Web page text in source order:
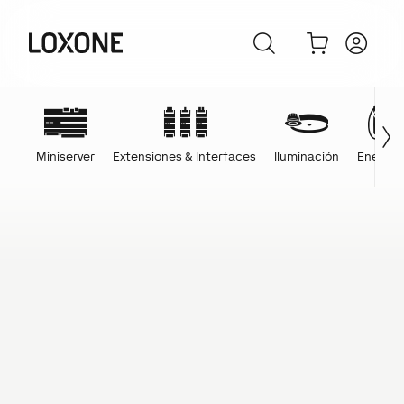
Miniserver Extensiones & Interfaces Iluminación Energía